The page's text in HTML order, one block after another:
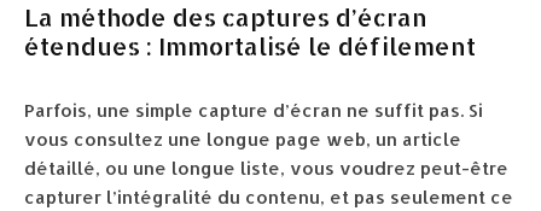
La méthode des captures d’écran
étendues : Immortalisé le défilement
Parfois, une simple capture d’écran ne suffit pas. Si
vous consultez une longue page web, un article
détaillé, ou une longue liste, vous voudrez peut-être
capturer l’intégralité du contenu, et pas seulement ce